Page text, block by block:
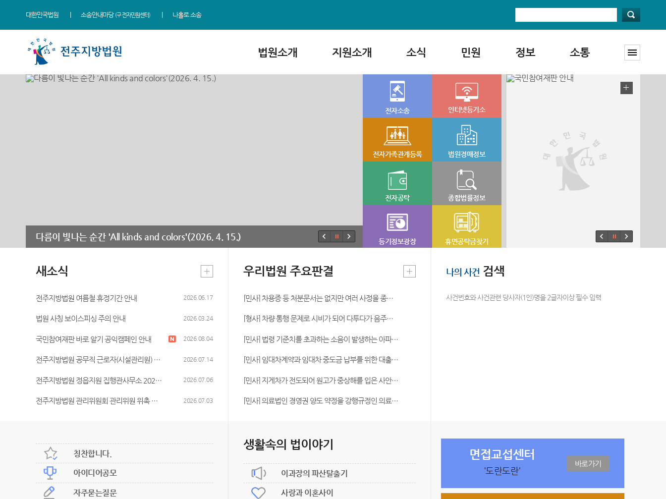
대한민국법원 소송안내마당 (구 전자민원센터) 나홀로 소송
법원소개 지원소개 소식 민원 정보 소통
청사안내
찾아오시는길
무인등본발급기안내
장애인 사법지원안내
다름이 빛나는 순간 'All kinds and colors'(2026. 4. 15.)
전자소송 인터넷등기소
전자가족관계등록 법원경매정보
전자공탁 종합법률정보
등기정보광장 휴면공탁금찾기
새소식
전주지방법원 여름철 휴정기간 안내 2026.06.17
법원 사칭 보이스피싱 주의 안내 2026.03.24
국민참여재판 바로 알기 공익캠페인 안내 2026.08.04
전주지방법원 공무직 근로자(시설관리원) 채용시험 최종합격자 공고 2026.07.14
전주지방법원 정읍지원 집행관사무소 2026년 사무원 채용 공고(개인정보 이용동의서 첨부수정) 2026.07.06
전주지방법원 관리위원회 관리위원 위촉 공고 2026.07.03
우리법원 주요판결
[민사] 차용증 등 처분문서는 없지만 여러 사정을 종합하여 원고가 피고에게 송금한 돈을 대여금이라고 판단한 사안
[형사] 차량 통행 문제로 시비가 되어 다투다가 음주운전을 제지하는 피해자를 후진하는 차량의 뒷범퍼로 들이받고 현장을 이탈한 피고인에게 도주치상죄를 인정한 사안
[민사] 법령 기준치를 초과하는 소음이 발생하는 아파트의 매매계약에서 불완전이행을 이유로 매매계약의 해제를 인정하고, 매수인인 원고에게 위자료도 인정한 사안
[민사] 임대차계약과 임대차 중도금 납부를 위한 대출약정은 별개의 계약으로 대출약정의 효력은 임대차계약 효력과 관련이 없다고 판단한 사안
[민사] 지게차가 전도되어 원고가 중상해를 입은 사안에서 원고의 지게차 운행을 농업작업에 해당하지 않는다고 판단한 사안
[민사] 의료법인 경영권 양도 약정을 강행규정인 의료법 제51조의2에 위반되어 무효라고 판단한 사안
나의 사건 검색
사건번호와 사건관련 당사자(1인)명을 2글자이상 필수 입력
칭찬합니다.
아이디어공모
자주묻는질문
생활속의 법이야기
이과장의 파산탈출기
사랑과 이혼사이
면접교섭센터
'도란도란'
바로가기